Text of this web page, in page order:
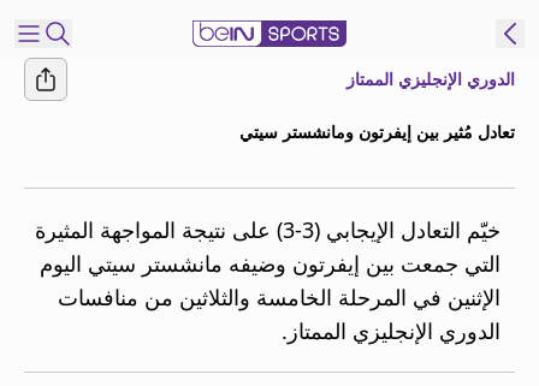
النسخة
MENA
إدارة
التنبيهات
الدوري الإنجليزي الممتاز
تعادل مُثير بين إيفرتون ومانشستر سيتي
خيّم التعادل الإيجابي (3-3) على نتيجة المواجهة المثيرة
التي جمعت بين إيفرتون وضيفه مانشستر سيتي اليوم
الإثنين في المرحلة الخامسة والثلاثين من منافسات
الدوري الإنجليزي الممتاز.